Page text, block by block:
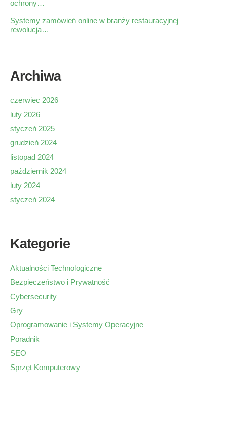
ochrony…
Systemy zamówień online w branży restauracyjnej –
rewolucja…
Archiwa
czerwiec 2026
luty 2026
styczeń 2025
grudzień 2024
listopad 2024
październik 2024
luty 2024
styczeń 2024
Kategorie
Aktualności Technologiczne
Bezpieczeństwo i Prywatność
Cybersecurity
Gry
Oprogramowanie i Systemy Operacyjne
Poradnik
SEO
Sprzęt Komputerowy